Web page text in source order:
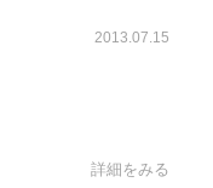
2013.07.15
詳細をみる